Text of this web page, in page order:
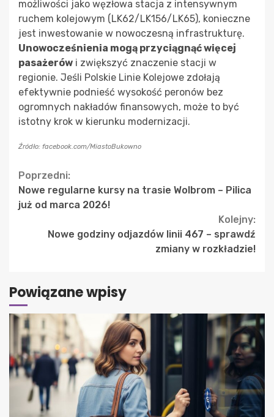
możliwości jako węzłowa stacja z intensywnym
ruchem kolejowym (LK62/LK156/LK65), konieczne
jest inwestowanie w nowoczesną infrastrukturę.
Unowocześnienia mogą przyciągnąć więcej
pasażerów i zwiększyć znaczenie stacji w
regionie. Jeśli Polskie Linie Kolejowe zdołają
efektywnie podnieść wysokość peronów bez
ogromnych nakładów finansowych, może to być
istotny krok w kierunku modernizacji.
Źródło: facebook.com/MiastoBukowno
Continue
Reading
Poprzedni:
Nowe regularne kursy na trasie Wolbrom – Pilica
już od marca 2026!
Kolejny:
Nowe godziny odjazdów linii 467 – sprawdź
zmiany w rozkładzie!
Powiązane wpisy